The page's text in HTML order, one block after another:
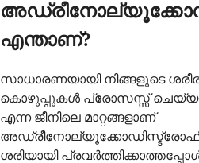
എന്താണ്?
സാധാരണയായി നിങ്ങളുടെ
കൊഴുപ്പുകൾ പ്രോസസ്സ്
എന്ന ജീനിലെ മാറ്റങ്ങളാണ്
ശരിയായി